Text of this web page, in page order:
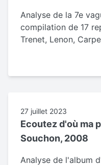
Analyse de la 7e
compilation de 17
Trenet, Lenon,
27 juillet 2023
Ecoutez d'où ma
Souchon, 2008
Analyse de l'album